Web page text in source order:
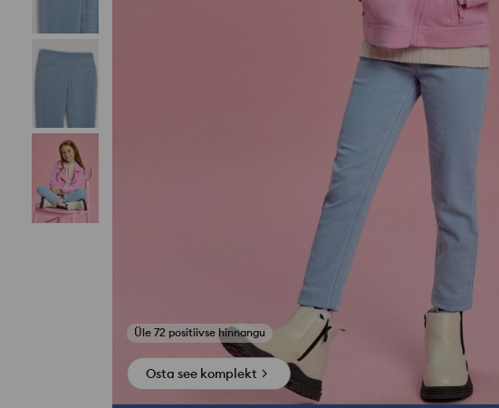
si_productpage_user_photos_button_title
Osta see komplekt